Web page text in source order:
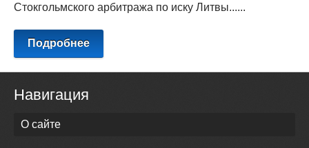
Стокгольмского арбитража по иску Литвы......
Подробнее
Навигация
О сайте